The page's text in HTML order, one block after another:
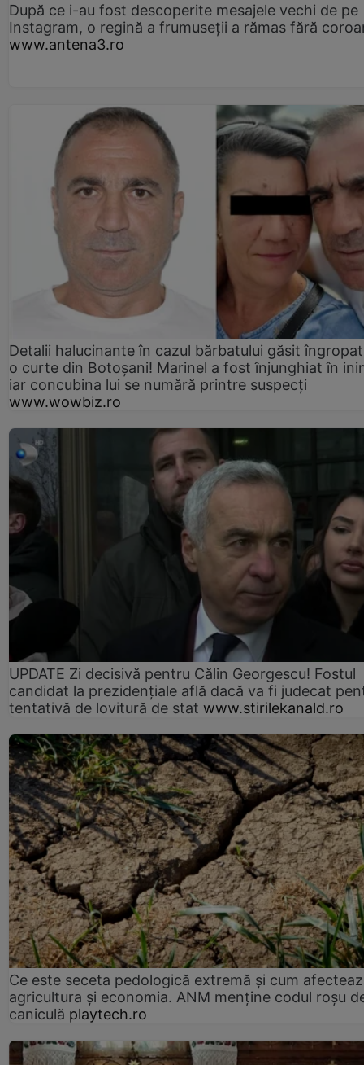
După ce i-au fost descoperite mesajele vechi de pe
Instagram, o regină a frumuseții a rămas fără
www.antena3.ro
Detalii halucinante în cazul bărbatului găsit
o curte din Botoșani! Marinel a fost înjunghiat în
iar concubina lui se numără printre suspecți
www.wowbiz.ro
UPDATE Zi decisivă pentru Călin Georgescu! Fostul
candidat la prezidențiale află dacă va fi judecat
tentativă de lovitură de stat www.stirilekanald.ro
Ce este seceta pedologică extremă și cum
agricultura și economia. ANM menține codul roșu
caniculă playtech.ro